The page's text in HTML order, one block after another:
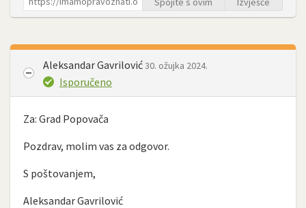
Aleksandar Gavrilović30. ožujka 2024.
Isporučeno
Za: Grad Popovača
Pozdrav, molim vas za odgovor.
S poštovanjem,
Aleksandar Gavrilović